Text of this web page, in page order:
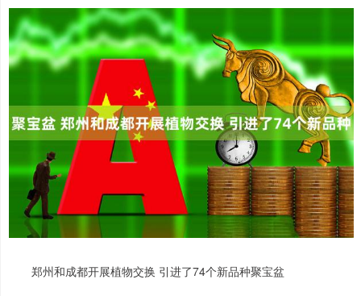
郑州和成都开展植物交换 引进了74个新品种聚宝盆